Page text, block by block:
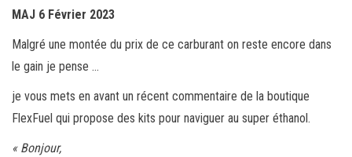
MAJ 6 Février 2023
Malgré une montée du prix de ce carburant on reste encore dans
le gain je pense …
je vous mets en avant un récent commentaire de la boutique
FlexFuel qui propose des kits pour naviguer au super éthanol.
« Bonjour,